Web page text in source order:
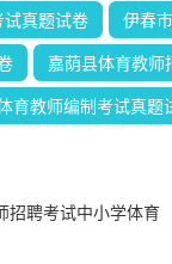
真题试卷 伊春
嘉荫县体育教师
育教师编制考试真题
招聘考试中小学体育